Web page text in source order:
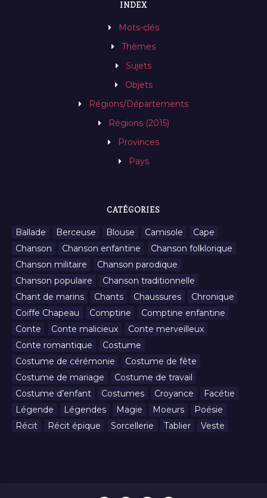
INDEX
Mots-clés
Thèmes
Sujets
Objets
Régions/Départements
Régions (2015)
Provinces
Pays
CATÉGORIES
Ballade Berceuse Blouse Camisole
Cape
Chanson
Chanson enfantine
Chanson folklorique
Chanson militaire
Chanson parodique
Chanson populaire
Chanson traditionnelle
Chant de marins
Chants Chaussures
Chronique
Coiffe Chapeau
Comptine
Comptine enfantine
Conte
Conte malicieux
Conte merveilleux
Conte romantique
Costume
Costume de cérémonie
Costume de fête
Costume de mariage
Costume de travail
Costume d’enfant
Costumes Croyance
Facétie
Légende
Légendes Magie Moeurs
Poésie
Récit
Récit épique Sorcellerie Tablier Veste